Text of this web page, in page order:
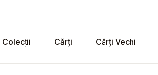
Colecții Cărți Cărți Vechi